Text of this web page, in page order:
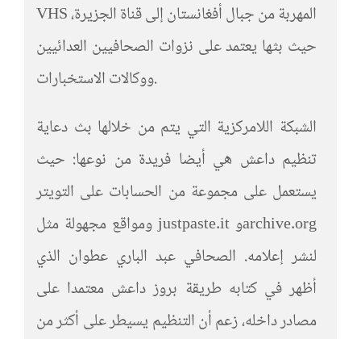
VHS المهربة من جبال أفغانستان إلى قناة الجزيرة،
حيث بثها يعتمد على نزوات الصحافيين العدائيين
ووكالات الاستخبارات.
الشبكة اللامركزية التي يتم من خلالها بث دعاية
تنظيم داعش هي أيضا فريدة من نوعها: حيث
يستعمل على مجموعة من الحسابات على التويتر
ومواقع مجهولة مثل justpaste.it وarchive.org
لنشر إعلامه. الصحافي عبد الباري عطوان الذي
أظهر في كتابه طريقة بروز داعش معتمدا على
مصادر داخله، زعم أن التنظيم يسيطر على أكثر من